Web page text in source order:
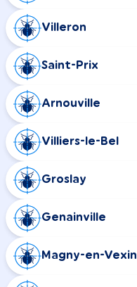
Villeron
Saint-Prix
Arnouville
Villiers-le-Bel
Groslay
Genainville
Magny-en-Vexin